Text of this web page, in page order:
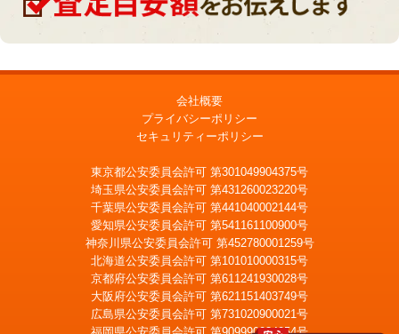
会社概要
プライバシーポリシー
セキュリティーポリシー
東京都公安委員会許可 第301049904375号
埼玉県公安委員会許可 第431260023220号
千葉県公安委員会許可 第441040002144号
愛知県公安委員会許可 第541161100900号
神奈川県公安委員会許可 第452780001259号
北海道公安委員会許可 第101010000315号
京都府公安委員会許可 第611241930028号
大阪府公安委員会許可 第621151403749号
広島県公安委員会許可 第731020900021号